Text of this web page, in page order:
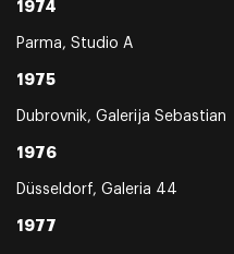
1974
Parma, Studio A
1975
Dubrovnik, Galerija Sebastian
1976
Düsseldorf, Galeria 44
1977